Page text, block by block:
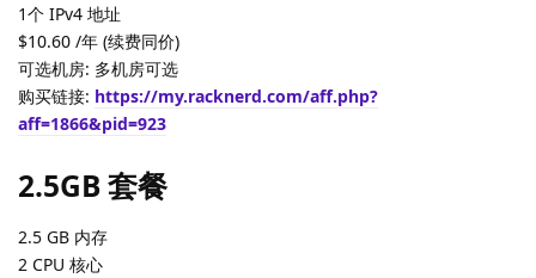
1个 IPv4 地址
$10.60 /年 (续费同价)
可选机房: 多机房可选
购买链接: https://my.racknerd.com/aff.php?
aff=1866&pid=923
2.5GB 套餐
2.5 GB 内存
2 CPU 核心